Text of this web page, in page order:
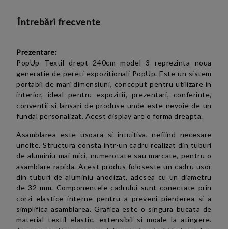
Întrebări frecvente
Prezentare:
PopUp Textil drept 240cm model 3 reprezinta noua
generatie de pereti expozitionali PopUp. Este un sistem
portabil de mari dimensiuni, conceput pentru utilizare in
interior, ideal pentru expozitii, prezentari, conferinte,
conventii si lansari de produse unde este nevoie de un
fundal personalizat. Acest display are o forma dreapta.
Asamblarea este usoara si intuitiva, nefiind necesare
unelte. Structura consta intr-un cadru realizat din tuburi
de aluminiu mai mici, numerotate sau marcate, pentru o
asamblare rapida. Acest produs foloseste un cadru usor
din tuburi de aluminiu anodizat, adesea cu un diametru
de 32 mm. Componentele cadrului sunt conectate prin
corzi elastice interne pentru a preveni pierderea si a
simplifica asamblarea. Grafica este o singura bucata de
material textil elastic, extensibil si moale la atingere.